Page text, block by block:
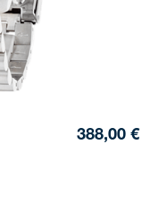
388,00 €